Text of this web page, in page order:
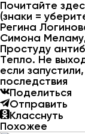
Почитайте
(знаки =
Регина
Симона
Простуду
Тепло. Не
если
последствия
Поделиться
Отправить
Класснуть
Похожее